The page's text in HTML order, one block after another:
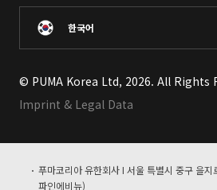
한국어
© PUMA Korea Ltd, 2026. All Rights
Imprint & Legal Data
푸마코리아 유한회사 I 서울 특별시 중구 을
파인에비뉴)